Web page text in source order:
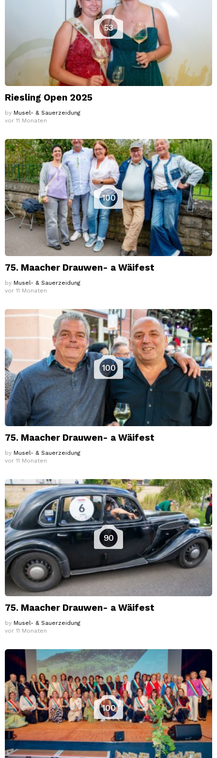
53
Riesling Open 2025
by Musel- & Sauerzeidung
vor 11 Monaten
100
75. Maacher Drauwen- a Wäifest
by Musel- & Sauerzeidung
vor 11 Monaten
100
75. Maacher Drauwen- a Wäifest
by Musel- & Sauerzeidung
vor 11 Monaten
90
75. Maacher Drauwen- a Wäifest
by Musel- & Sauerzeidung
vor 11 Monaten
100